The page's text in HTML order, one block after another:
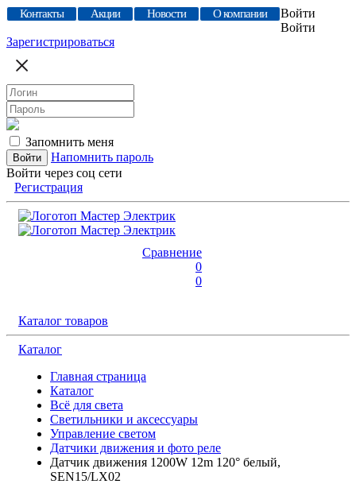
Контакты Акции Новости О компании
Войти
Войти
Зарегистрироваться
Запомнить меня
Напомнить пароль
Войти через соц сети
Регистрация
Сравнение
0
0
Каталог товаров
Каталог
Главная страница
Каталог
Всё для света
Светильники и аксессуары
Управление светом
Датчики движения и фото реле
Датчик движения 1200W 12m 120° белый,
SEN15/LX02